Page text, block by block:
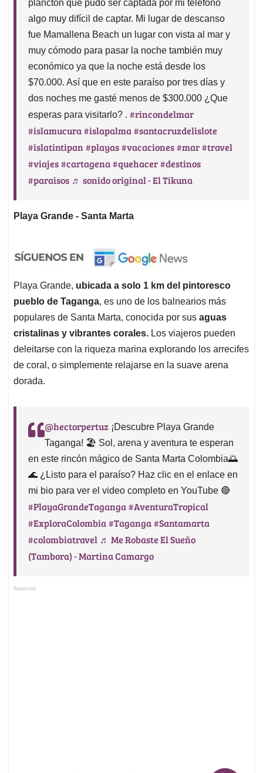
plancton que pudo ser captada por mi teléfono
algo muy difícil de captar. Mi lugar de descanso
fue Mamallena Beach un lugar con vista al mar y
muy cómodo para pasar la noche también muy
económico ya que la noche está desde los
$70.000. Así que en este paraíso por tres días y
dos noches me gasté menos de $300.000 ¿Que
esperas para visitarlo? . #rincondelmar
#islamucura#islapalma#santacruzdelislote
#islatintipan #playas#vacaciones#mar#travel
#viajes#cartagena#quehacer#destinos
#paraisos ♬ sonido original - El Tikuna
Playa Grande - Santa Marta
Playa Grande, ubicada a solo 1 km del pintoresco
pueblo de Taganga, es uno de los balnearios más
populares de Santa Marta, conocida por sus aguas
cristalinas y vibrantes corales. Los viajeros pueden
deleitarse con la riqueza marina explorando los arrecifes
de coral, o simplemente relajarse en la suave arena
dorada.
@hectorpertuz ¡Descubre Playa Grande
Taganga! 🏖️ Sol, arena y aventura te esperan
en este rincón mágico de Santa Marta Colombia🌅
🌊 ¿Listo para el paraíso? Haz clic en el enlace en
mi bio para ver el video completo en YouTube 🔴
#PlayaGrandeTaganga#AventuraTropical
#ExploraColombia#Taganga#Santamarta
#colombiatravel ♬ Me Robaste El Sueño
(Tambora) - Martina Camargo
Anuncios.